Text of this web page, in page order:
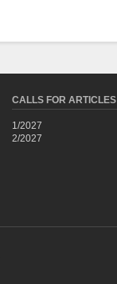
CALLS FOR ARTICLES
1/2027
2/2027